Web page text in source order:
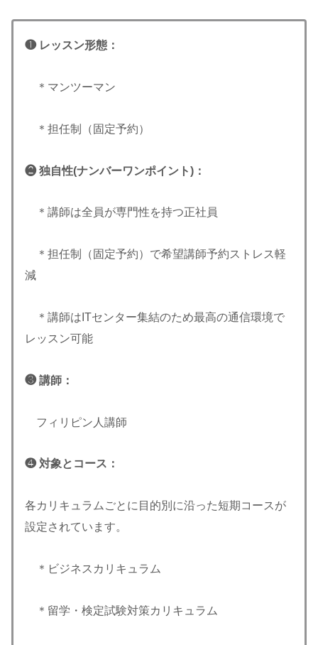
❶ レッスン形態：
＊マンツーマン
＊担任制（固定予約）
❷ 独自性(ナンバーワンポイント) ：
＊講師は全員が専門性を持つ正社員
＊担任制（固定予約）で希望講師予約ストレス軽
減
＊講師はITセンター集結のため最高の通信環境で
レッスン可能
❸ 講師：
フィリピン人講師
❹ 対象とコース：
各カリキュラムごとに目的別に沿った短期コースが
設定されています。
＊ビジネスカリキュラム
＊留学・検定試験対策カリキュラム